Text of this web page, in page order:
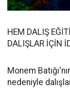
HEM DALIŞ
DALIŞLAR İÇİN
Monem
nedeniyle